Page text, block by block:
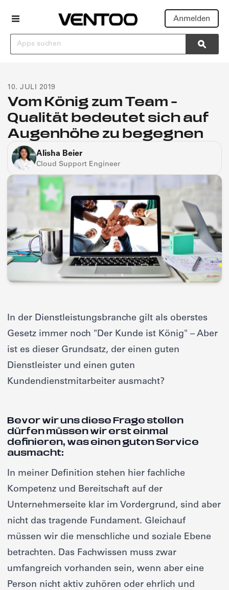
Suchen
Anmelden
10. JULI 2019
Vom König zum Team –
Qualität bedeutet sich auf
Augenhöhe zu begegnen
Alisha Beier
Cloud Support Engineer
In der Dienstleistungsbranche gilt als oberstes
Gesetz immer noch "Der Kunde ist König" – Aber
ist es dieser Grundsatz, der einen guten
Dienstleister und einen guten
Kundendienstmitarbeiter ausmacht?
Bevor wir uns diese Frage stellen
dürfen müssen wir erst einmal
definieren, was einen guten Service
ausmacht:
In meiner Definition stehen hier fachliche
Kompetenz und Bereitschaft auf der
Unternehmerseite klar im Vordergrund, sind aber
nicht das tragende Fundament. Gleichauf
müssen wir die menschliche und soziale Ebene
betrachten. Das Fachwissen muss zwar
umfangreich vorhanden sein, wenn aber eine
Person nicht aktiv zuhören oder ehrlich und